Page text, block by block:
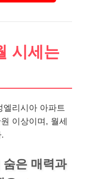
시세는
엘리시아 아파트
이상이며, 월세
은 매력과